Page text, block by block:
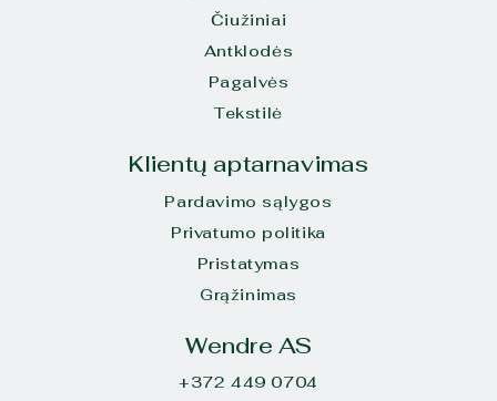
Čiužiniai
Antklodės
Pagalvės
Tekstilė
Klientų aptarnavimas
Pardavimo sąlygos
Privatumo politika
Pristatymas
Grąžinimas
Wendre AS
+372 449 0704